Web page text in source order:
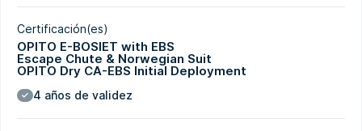
Certificación(es)
OPITO E-BOSIET with EBS
Escape Chute & Norwegian Suit
OPITO Dry CA-EBS Initial Deployment
4 años de validez